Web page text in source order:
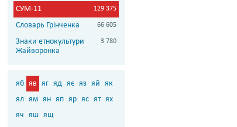
СУМ-11 129 375
Словарь Грінченка 66 605
Знаки етнокультури
Жайворонка
3 780
яб яв яг яд яє яз яй як
ял ям ян яп яр яс ят ях
яч яш ящ